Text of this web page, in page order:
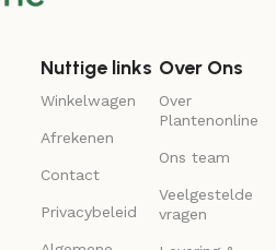
Nuttige links
Winkelwagen
Afrekenen
Contact
Privacybeleid
Over Ons
Over
Plantenonline
Ons team
Veelgestelde
vragen